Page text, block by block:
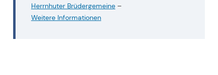
Herrnhuter Brüdergemeine–
Weitere Informationen